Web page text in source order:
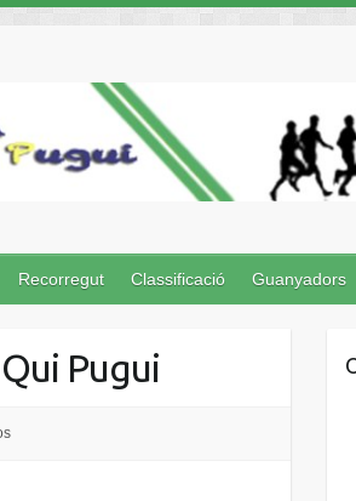
Recorregut Classificació Guanyadors
Pugui